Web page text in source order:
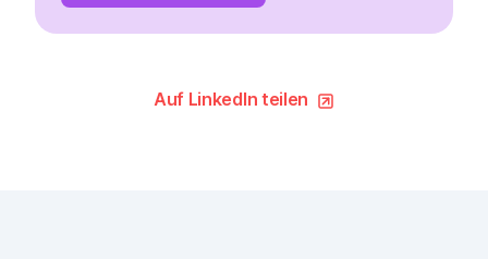
Auf LinkedIn teilen